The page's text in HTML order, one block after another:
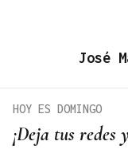
José
¡Deja tus redes
HOY ES DOMINGO